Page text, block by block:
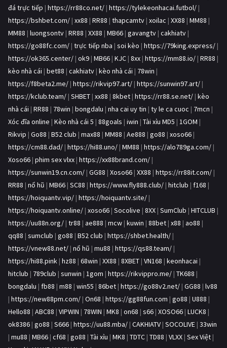
đá trực tiếp | https://rr88co.net/ | https://tylekeonhacai.futbol/ |
https://bshbet.com/ | xx88 | RR88 | thapcamtv | xoilac | XX88 | MM88 |
MM88 | luongsontv | RR88 | XX88 | MB66 | gavangtv | cakhiatv |
https://go88fc.com/ | trực tiếp nba | soi kèo | https://79king.express/ |
https://ok365.center/ | ok9 | MB66 | KJC | 8xx | https://mm88.io/ | RR88 |
kèo nhà cái | bet88 | cakhiatv | kèo nhà cái | 78win |
https://f8beta2.me/ | https://rikvip97.art/ | https://sunwin97.art/ |
https://kclub.team/ | SHBET | xx88 | 8kbet | https://rr88.se.net/ | kèo
nhà cái | RR88 | 78win | bongdalu | nha cai uy tin | ty le ca cuoc | 7mcn |
Xóc đĩa online | Kèo nhà cái 5 | 88goals | iwin | Tài xỉu MD5 | 1GOM |
Rikvip | Go88 | B52 club | max88 | MM88 | Ae888 | go88 | xoso66 |
https://cm88.dad/ | https://hi88.uno/ | MM88 | https://alo789ga.com/ |
Xoso66 | phim sex vlxx | https://xx88brand.com/ |
https://sunwin19.cn.com/ | GG88 | Xoso66 | XX88 | https://rr88it.com/ |
RR88 | nổ hũ | MB66 | SC88 | https://www.fly888.club/ | hitclub | f168 |
https://hoiquantv.vip/ | https://hoiquantv.site/ |
https://hoiquantv.online/ | xoso66 | Socolive | 8XX | SumClub | HITCLUB |
https://uu88n.org/ | tr88 | ae888 | mcw | kuwin | 88bet | x88 | ao88 |
qq88 | sumclub | go88 | B52 club | https://shbet.health/ |
https://vnew88.net/ | nổ hũ | mu88 | https://qs88.team/ |
https://hi88.pink | hz88 | 68win | XX88 | 8XBET | VN168 | keonhacai |
hitclub | 789club | sunwin | 1gom | https://rikvippro.me/ | TK688 |
bongdalu | fb88 | m88 | win55 | 86bet | https://go88v2.net/ | GG88 | lv88
| https://new88pm.com/ | On68 | https://gg88fun.com | go88 | U888 |
Hello88 | ABC88 | VIPWIN | 78WIN | MK8 | on68 | s66 | XOSO66 | LUCK8 |
ok8386 | go88 | S666 | https://uu88.mba/ | CAKHIATV | SOCOLIVE | 33win
| mu88 | MB66 | cf68 | go88 | Tài xỉu | MK8 | TDTC | TD88 | VLXX | Sex Việt |